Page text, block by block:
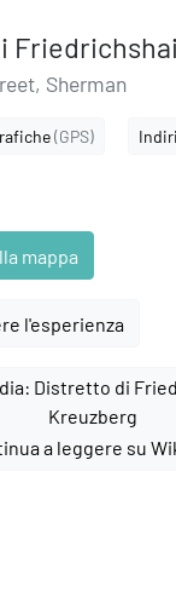
Sherman
(GPS)
mappa
l'esperienza
a leggere su